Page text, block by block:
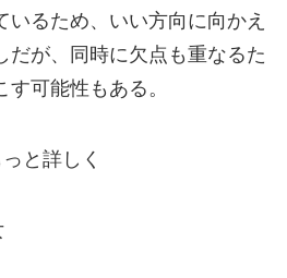
るため、いい方向に向かえ
だが、同時に欠点も重なるた
可能性もある。
っと詳しく